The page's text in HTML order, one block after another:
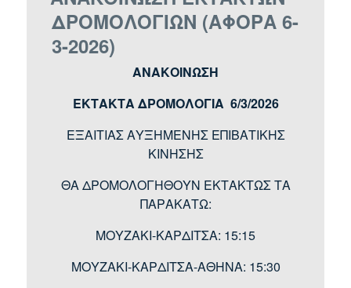
ΔΡΟΜΟΛΟΓΙΩΝ (ΑΦΟΡΑ 6-
3-2026)
ΑΝΑΚΟΙΝΩΣΗ
ΕΚΤΑΚΤΑ ΔΡΟΜΟΛΟΓΙΑ 6/3/2026
ΕΞΑΙΤΙΑΣ ΑΥΞΗΜΕΝΗΣ ΕΠΙΒΑΤΙΚΗΣ
ΚΙΝΗΣΗΣ
ΘΑ ΔΡΟΜΟΛΟΓΗΘΟΥΝ ΕΚΤΑΚΤΩΣ ΤΑ
ΠΑΡΑΚΑΤΩ:
ΜΟΥΖΑΚΙ-ΚΑΡΔΙΤΣΑ: 15:15
ΜΟΥΖΑΚΙ-ΚΑΡΔΙΤΣΑ-ΑΘΗΝΑ: 15:30